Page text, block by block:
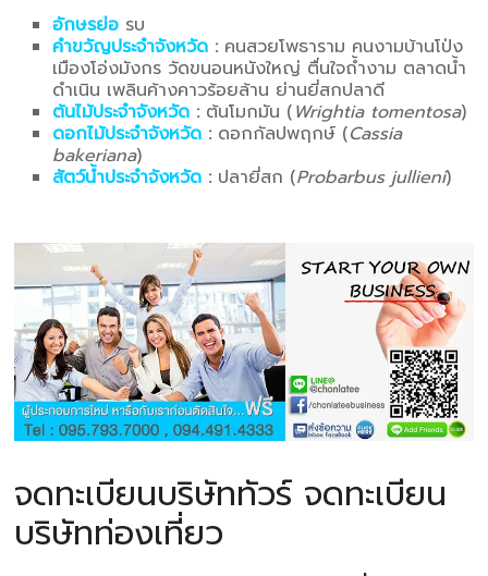
อักษรย่อ รบ
คำขวัญประจำจังหวัด :คนสวยโพธาราม คนงามบ้านโป่ง
เมืองโอ่งมังกร วัดขนอนหนังใหญ่ ตื่นใจถ้ำงาม ตลาดน้ำ
ดำเนิน เพลินค้างคาวร้อยล้าน ย่านยี่สกปลาดี
ต้นไม้ประจำจังหวัด :ต้นโมกมัน (Wrightia tomentosa)
ดอกไม้ประจำจังหวัด :ดอกกัลปพฤกษ์ (Cassia
bakeriana)
สัตว์น้ำประจำจังหวัด :ปลายี่สก (Probarbus jullieni)
จดทะเบียนบริษัททัวร์ จดทะเบียน
บริษัทท่องเที่ยว